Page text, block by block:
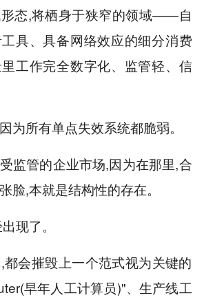
态,将栖身于狭窄的领域——自
具、具备网络效应的细分消费
工作完全数字化、监管轻、信
为所有单点失效系统都脆弱。
监管的企业市场,因为在那里,合
脸,本就是结构性的存在。
现了。
会摧毁上一个范式视为关键的
早年人工计算员)"、生产线工